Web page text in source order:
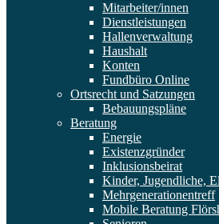
Mitarbeiter/innen
Dienstleistungen
Hallenverwaltung
Haushalt
Konten
Fundbüro Online
Ortsrecht und Satzungen
Bebauungspläne
Beratung
Energie
Existenzgründer
Inklusionsbeirat
Kinder, Jugendliche,
Mehrgenerationentreff
Mobile Beratung